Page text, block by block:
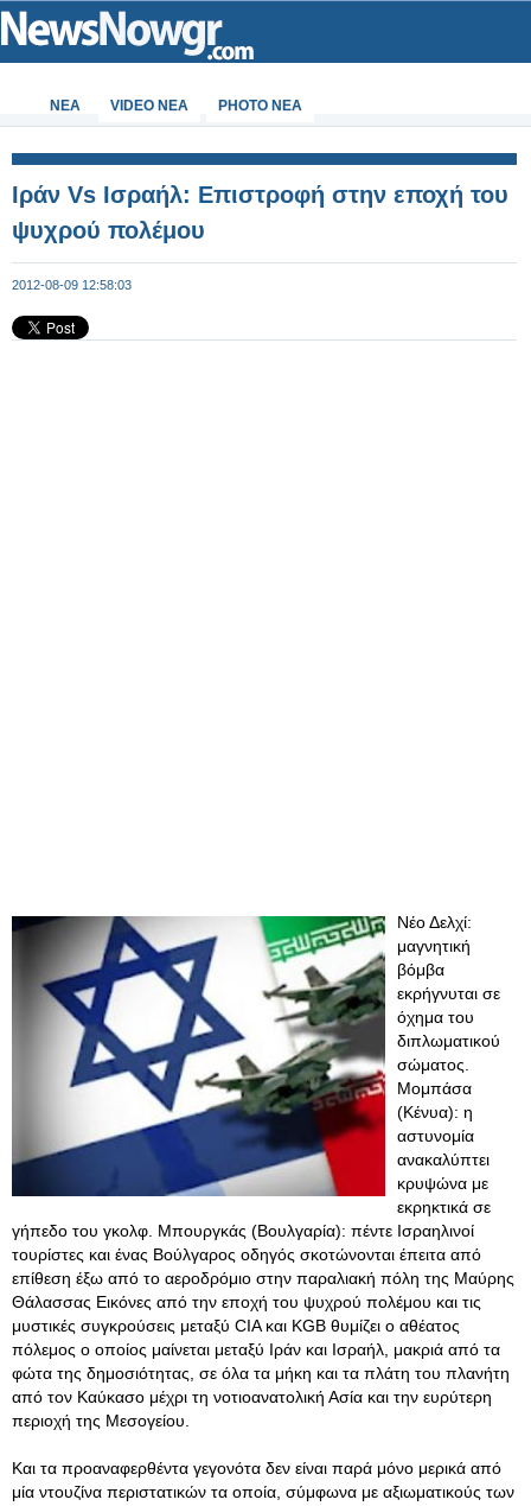
ΝΕΑ VIDEO NEA PHOTO NEA
Ιράν Vs Ισραήλ: Επιστροφή στην εποχή του
ψυχρού πολέμου
2012-08-09 12:58:03
Νέο Δελχί:
μαγνητική
βόμβα
εκρήγνυται σε
όχημα του
διπλωματικού
σώματος.
Μομπάσα
(Κένυα): η
αστυνομία
ανακαλύπτει
κρυψώνα με
εκρηκτικά σε
γήπεδο του γκολφ. Μπουργκάς (Βουλγαρία): πέντε Ισραηλινοί
τουρίστες και ένας Βούλγαρος οδηγός σκοτώνονται έπειτα από
επίθεση έξω από το αεροδρόμιο στην παραλιακή πόλη της Μαύρης
Θάλασσας Εικόνες από την εποχή του ψυχρού πολέμου και τις
μυστικές συγκρούσεις μεταξύ CIA και KGB θυμίζει ο αθέατος
πόλεμος ο οποίος μαίνεται μεταξύ Ιράν και Ισραήλ, μακριά από τα
φώτα της δημοσιότητας, σε όλα τα μήκη και τα πλάτη του πλανήτη
από τον Καύκασο μέχρι τη νοτιοανατολική Ασία και την ευρύτερη
περιοχή της Μεσογείου.
Και τα προαναφερθέντα γεγονότα δεν είναι παρά μόνο μερικά από
μία ντουζίνα περιστατικών τα οποία, σύμφωνα με αξιωματικούς των